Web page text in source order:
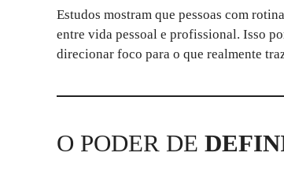
Estudos mostram que pessoas com
entre vida pessoal e profissional. Isso
direcionar foco para o que realmente
O PODER DE